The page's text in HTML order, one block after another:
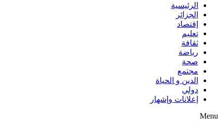
الرئيسية
الجزائر
إقتصاد
تعليم
ثقافة
رياضة
صحة
مجتمع
الدين و الحياة
دولي
إعلانات وإشهار
Menu